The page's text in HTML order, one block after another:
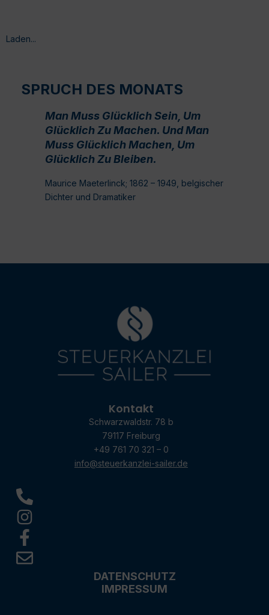
Laden...
SPRUCH DES MONATS
Man Muss Glücklich Sein, Um
Glücklich Zu Machen. Und Man
Muss Glücklich Machen, Um
Glücklich Zu Bleiben.
Maurice Maeterlinck; 1862 – 1949, belgischer
Dichter und Dramatiker
Kontakt
Schwarzwaldstr. 78 b
79117 Freiburg
+49 761 70 321 – 0
info@steuerkanzlei-sailer.de
DATENSCHUTZ
IMPRESSUM